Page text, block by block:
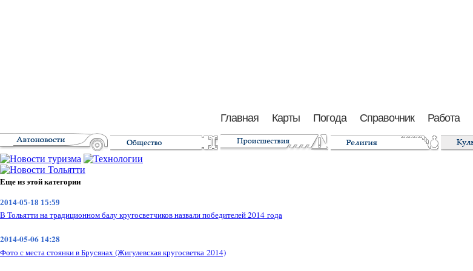
Главная Карты Погода Справочник Работа
Еще из этой категории
2014-05-18 15:59
В Тольятти на традиционном балу кругосветчиков назвали победителей 2014 года
2014-05-06 14:28
Фото с места стоянки в Брусянах (Жигулевская кругосветка 2014)